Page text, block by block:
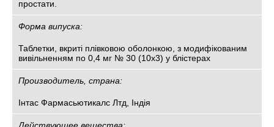
простати.
Форма випуска:
Таблетки, вкриті плівковою оболонкою, з модифікованим
вивільненням по 0,4 мг № 30 (10х3) у блістерах
Производитель, страна:
Інтас Фармасьютикалс Лтд, Індія